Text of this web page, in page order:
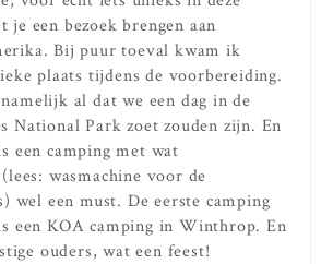
je een bezoek brengen aan
Bij puur toeval kwam ik
plaats tijdens de voorbereiding.
al dat we een dag in de
National Park zoet zouden zijn. En
een camping met wat
wasmachine voor de
wel een must. De eerste camping
een KOA camping in Winthrop. En
ouders, wat een feest!